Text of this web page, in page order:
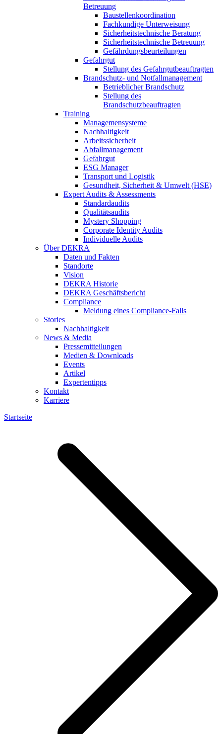
Betreuung
Baustellenkoordination
Fachkundige Unterweisung
Sicherheitstechnische Beratung
Sicherheitstechnische Betreuung
Gefährdungsbeurteilungen
Gefahrgut
Stellung des Gefahrgutbeauftragten
Brandschutz- und Notfallmanagement
Betrieblicher Brandschutz
Stellung des
Brandschutzbeauftragten
Training
Managemensysteme
Nachhaltigkeit
Arbeitssicherheit
Abfallmanagement
Gefahrgut
ESG Manager
Transport und Logistik
Gesundheit, Sicherheit & Umwelt (HSE)
Expert Audits & Assessments
Standardaudits
Qualitätsaudits
Mystery Shopping
Corporate Identity Audits
Individuelle Audits
Über DEKRA
Daten und Fakten
Standorte
Vision
DEKRA Historie
DEKRA Geschäftsbericht
Compliance
Meldung eines Compliance-Falls
Stories
Nachhaltigkeit
News & Media
Pressemitteilungen
Medien & Downloads
Events
Artikel
Expertentipps
Kontakt
Karriere
Startseite